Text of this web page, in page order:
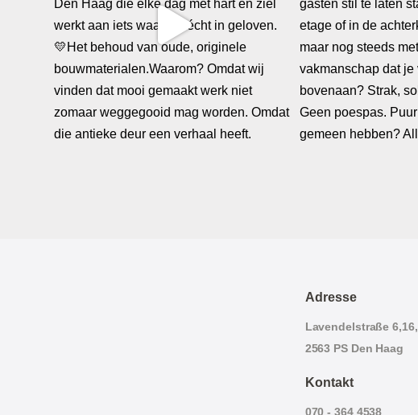
Adresse
Lavendelstraße 6,16,
2563 PS Den Haag
Kontakt
070 - 364 4538